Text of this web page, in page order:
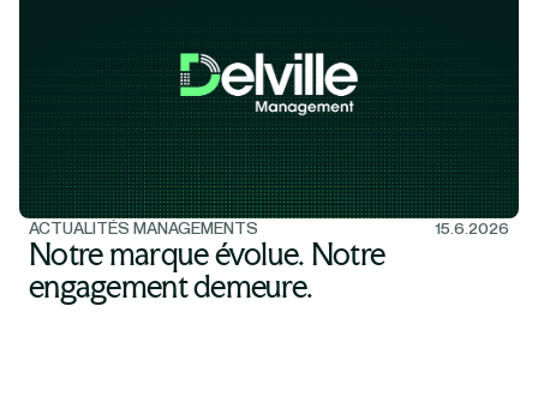
ACTUALITÉS MANAGEMENTS 15.6.2026
Notre marque évolue. Notre
engagement demeure.